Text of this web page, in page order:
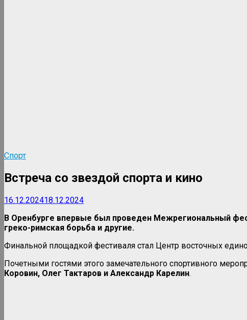
Спорт
Встреча со звездой спорта и кино
16.12.202418.12.2024
В Оренбурге впервые был проведен Межрегиональный
греко-римская борьба и другие.
Финальной площадкой фестиваля стал Центр восточных
Почетными гостями этого замечательного спортивного
Коровин, Олег Тактаров и Александр Карелин.